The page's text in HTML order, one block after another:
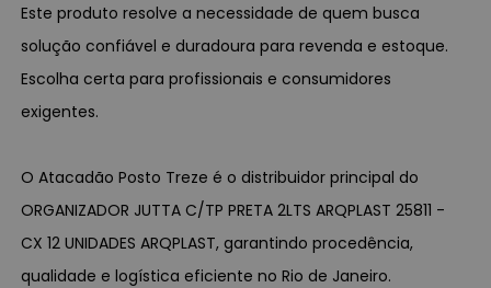
Este produto resolve a necessidade de quem busca
solução confiável e duradoura para revenda e estoque.
Escolha certa para profissionais e consumidores
exigentes.
O Atacadão Posto Treze é o distribuidor principal do
ORGANIZADOR JUTTA C/TP PRETA 2LTS ARQPLAST 25811 -
CX 12 UNIDADES ARQPLAST, garantindo procedência,
qualidade e logística eficiente no Rio de Janeiro.